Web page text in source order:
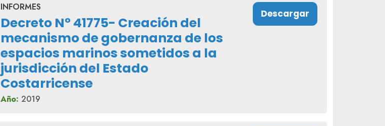
INFORMES
Decreto Nº 41775- Creación del
mecanismo de gobernanza de los
espacios marinos sometidos a la
jurisdicción del Estado
Costarricense
Año: 2019
Descargar